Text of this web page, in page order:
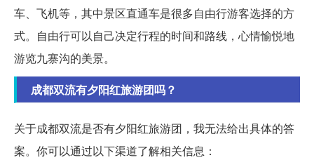
车、飞机等，其中景区直通车是很多自由行游客选择的方
式。自由行可以自己决定行程的时间和路线，心情愉悦地
游览九寨沟的美景。
成都双流有夕阳红旅游团吗？
关于成都双流是否有夕阳红旅游团，我无法给出具体的答
案。你可以通过以下渠道了解相关信息：